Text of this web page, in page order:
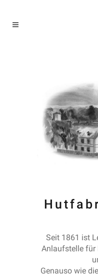
Seit 1861 ist
Anlaufstelle für
Genauso wie